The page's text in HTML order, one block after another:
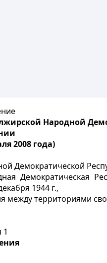
Народной
2008 года)
Демократической
Демократическая
1944 г.,
территориями
1